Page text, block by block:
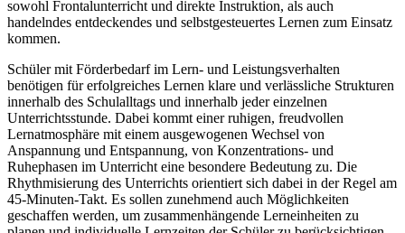
sowohl Frontalunterricht und direkte Instruktion, als auch
handelndes entdeckendes und selbstgesteuertes Lernen zum Einsatz
kommen.
Schüler mit Förderbedarf im Lern- und Leistungsverhalten
benötigen für erfolgreiches Lernen klare und verlässliche Strukturen
innerhalb des Schulalltags und innerhalb jeder einzelnen
Unterrichtsstunde. Dabei kommt einer ruhigen, freudvollen
Lernatmosphäre mit einem ausgewogenen Wechsel von
Anspannung und Entspannung, von Konzentrations- und
Ruhephasen im Unterricht eine besondere Bedeutung zu. Die
Rhythmisierung des Unterrichts orientiert sich dabei in der Regel am
45-Minuten-Takt. Es sollen zunehmend auch Möglichkeiten
geschaffen werden, um zusammenhängende Lerneinheiten zu